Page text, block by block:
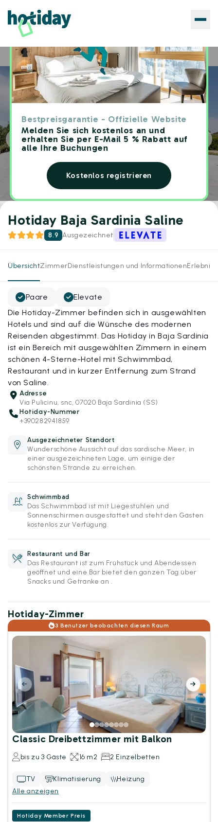
Bestpreisgarantie - Offizielle Website
Melden Sie sich kostenlos an und
erhalten Sie per E-Mail 5 % Rabatt auf
alle Ihre Buchungen
Kostenlos registrieren
Home Hotels Hotiday Baja Sardinia Saline
Hotiday Baja Sardinia Saline
8.9 Ausgezeichnet
ÜbersichtZimmerDienstleistungen und Informationen
Paare
Elevate
Die Hotiday-Zimmer befinden sich in ausgewählten
Hotels und sind auf die Wünsche des modernen
Reisenden abgestimmt. Das Hotiday in Baja Sardinia
ist ein Bereich mit ausgewählten Zimmern in einem
schönen 4-Sterne-Hotel mit Schwimmbad,
Restaurant und in kurzer Entfernung zum Strand
von Saline.
Adresse
Via Pulicinu, snc, 07020 Baja Sardinia (SS)
Hotiday-Nummer
+390282941859
Ausgezeichneter Standort
Wunderschöne Aussicht auf das sardische Meer, in
einer ausgezeichneten Lage, um einige der
schönsten Strände zu erreichen.
Schwimmbad
Das Schwimmbad ist mit Liegestühlen und
Sonnenschirmen ausgestattet und steht den Gästen
kostenlos zur Verfügung.
Restaurant und Bar
Das Restaurant ist zum Frühstück und Abendessen
geöffnet und eine Bar bietet den ganzen Tag über
Snacks und Getränke an .
Hotiday-Zimmer
3 Benutzer beobachten diesen Raum
Classic Dreibettzimmer mit Balkon
bis zu 3 Gäste 16 m2 2 Einzelbetten
TV Klimatisierung
Heizung
Alle anzeigen
Hotiday Member Preis